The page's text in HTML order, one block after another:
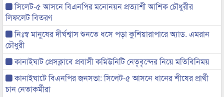
সিলেট-৫ আসনে বিএনপির মনোনয়ন প্রত্যাশী আশিক চৌধুরীর
লিফলেট বিতরণ
নিঃস্ব মানুষের দীর্ঘশ্বাস শুনতে ধসে পড়া কুশিয়ারাপারে অ্যাড. এমরান
চৌধুরী
কানাইঘাট প্রেসক্লাবে প্রবাসী কমিউনিটি নেতৃবৃন্দের নিয়ে মতিবিনিময়
কানাইঘাটে বিএনপির জনসভা: সিলেট-৫ আসনে ধানের শীষের প্রার্থী
চান নেতাকর্মীরা